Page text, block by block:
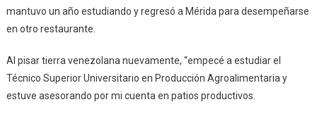
mantuvo un año estudiando y regresó a Mérida para desempeñarse
en otro restaurante.
Al pisar tierra venezolana nuevamente, “empecé a estudiar el
Técnico Superior Universitario en Producción Agroalimentaria y
estuve asesorando por mi cuenta en patios productivos.